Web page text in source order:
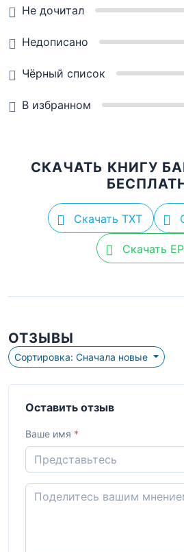
Не дочитал
Недописано
Чёрный список
В избранном
СКАЧАТЬ КНИГУ
Скачать TXT
Скачать
ОТЗЫВЫ
Сортировка: Сначала новые
Оставить отзыв
Ваше имя *